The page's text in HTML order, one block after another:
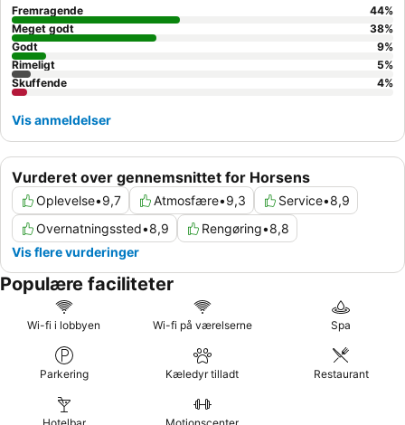
et værelse mod haven.
Vurderet over gennemsnittet for Horsens
Oplevelse•9,7 Atmosfære•9,3 Service•8,9
Overnatningssted•8,9 Rengøring•8,8
Vis flere vurderinger
Fremragende 44%
Meget godt
38%
Godt
9%
Rimeligt
5%
Skuffende
4%
Vis anmeldelser
Populære faciliteter
Wi-fi i lobbyen Wi-fi på værelserne Spa
Parkering Kæledyr tilladt Restaurant